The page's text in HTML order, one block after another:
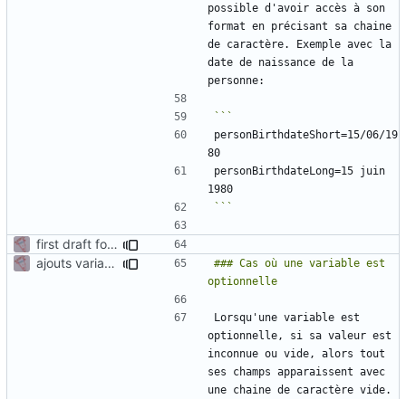
possible d'avoir accès à son
format en précisant sa chaine
de caractère. Exemple avec la
date de naissance de la
personBirthdateShort=15/06/19
personBirthdateLong=15 juin
```
first draft for admin manual - generation document
ajouts variables suite réunion 22/09
### Cas où une variable est
Lorsqu'une variable est
optionnelle, si sa valeur est
inconnue ou vide, alors tout
ses champs apparaissent avec